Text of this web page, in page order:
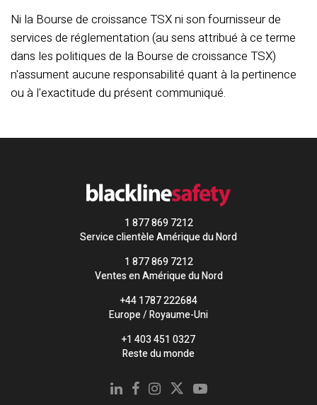
Ni la Bourse de croissance TSX ni son fournisseur de
services de réglementation (au sens attribué à ce terme
dans les politiques de la Bourse de croissance TSX)
n'assument aucune responsabilité quant à la pertinence
ou à l'exactitude du présent communiqué.
1 877 869 7212
Service clientèle Amérique du Nord
1 877 869 7212
Ventes en Amérique du Nord
+44 1787 222684
Europe / Royaume-Uni
+1 403 451 0327
Reste du monde